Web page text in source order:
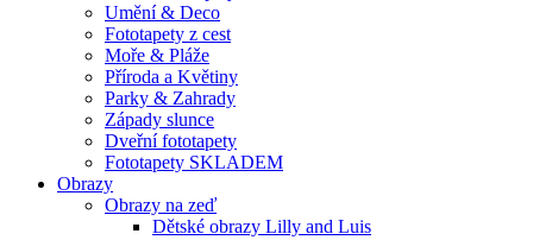
Umění & Deco
Fototapety z cest
Moře & Pláže
Příroda a Květiny
Parky & Zahrady
Západy slunce
Dveřní fototapety
Fototapety SKLADEM
Obrazy
Obrazy na zeď
Dětské obrazy Lilly and Luis